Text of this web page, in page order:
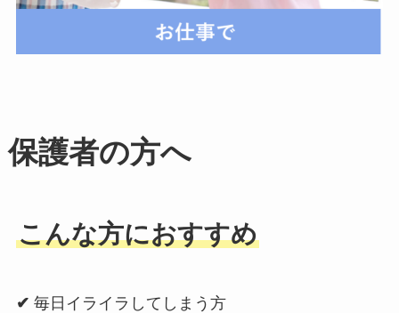
保護者の方へ
こんな方におすすめ
✔ 毎日イライラしてしまう方